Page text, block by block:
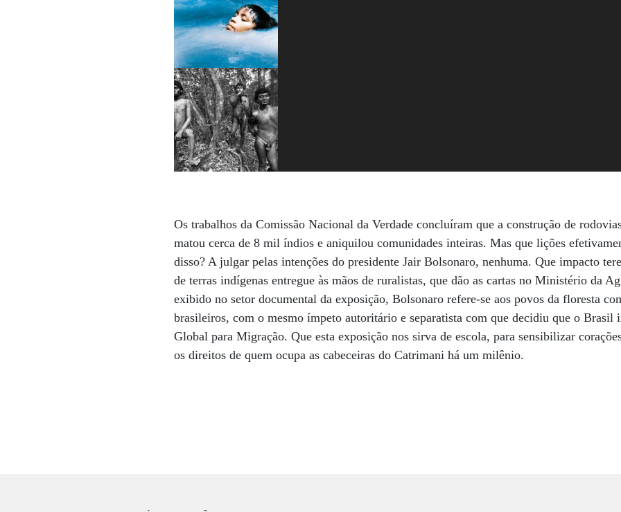
Os trabalhos da Comissão Nacional da Verdade concluíram que a construção de
matou cerca de 8 mil índios e aniquilou comunidades inteiras. Mas que lições
disso? A julgar pelas intenções do presidente Jair Bolsonaro, nenhuma. Que impacto
de terras indígenas entregue às mãos de ruralistas, que dão as cartas no Ministério da
exibido no setor documental da exposição, Bolsonaro refere-se aos povos da floresta
brasileiros, com o mesmo ímpeto autoritário e separatista com que decidiu que o Brasil
Global para Migração. Que esta exposição nos sirva de escola, para sensibilizar
os direitos de quem ocupa as cabeceiras do Catrimani há um milênio.